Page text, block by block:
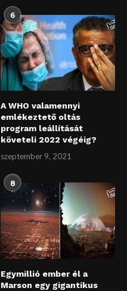
6
A WHO valamennyi
emlékeztető oltás
program leállítását
követeli 2022 végéig?
szeptember 9, 2021
8
Egymillió ember él a
Marson egy gigantikus